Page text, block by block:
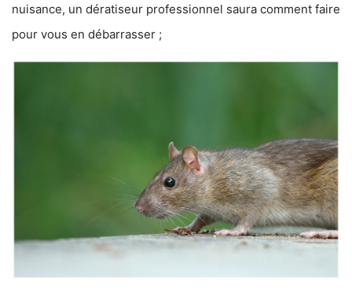
nuisance, un dératiseur professionnel saura comment faire
pour vous en débarrasser ;